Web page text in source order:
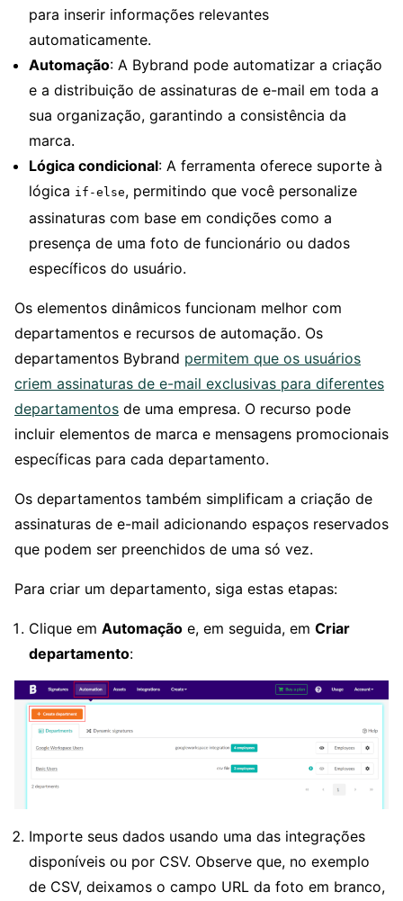
para inserir informações relevantes
automaticamente.
Automação: A Bybrand pode automatizar a criação
e a distribuição de assinaturas de e-mail em toda a
sua organização, garantindo a consistência da
marca.
Lógica condicional: A ferramenta oferece suporte à
lógica if-else, permitindo que você personalize
assinaturas com base em condições como a
presença de uma foto de funcionário ou dados
específicos do usuário.
Os elementos dinâmicos funcionam melhor com
departamentos e recursos de automação. Os
departamentos Bybrand permitem que os usuários
criem assinaturas de e-mail exclusivas para diferentes
departamentos de uma empresa. O recurso pode
incluir elementos de marca e mensagens promocionais
específicas para cada departamento.
Os departamentos também simplificam a criação de
assinaturas de e-mail adicionando espaços reservados
que podem ser preenchidos de uma só vez.
Para criar um departamento, siga estas etapas:
Clique em Automação e, em seguida, em Criar
departamento:
Importe seus dados usando uma das integrações
disponíveis ou por CSV. Observe que, no exemplo
de CSV, deixamos o campo URL da foto em branco,